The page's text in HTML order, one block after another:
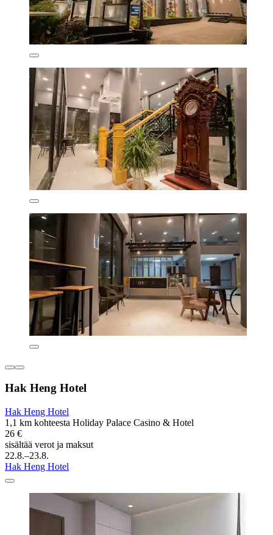
Hak Heng Hotel
Hak Heng Hotel
1,1 km kohteesta Holiday Palace Casino & Hotel
26 €
sisältää verot ja maksut
22.8.–23.8.
Hak Heng Hotel